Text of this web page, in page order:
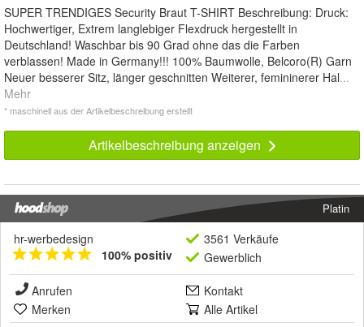
SUPER TRENDIGES Security Braut T-SHIRT Beschreibung: Druck:
Hochwertiger, Extrem langlebiger Flexdruck hergestellt in
Deutschland! Waschbar bis 90 Grad ohne das die Farben
verblassen! Made in Germany!!! 100% Baumwolle, Belcoro(R) Garn
Neuer besserer Sitz, länger geschnitten Weiterer, femininerer Hal...
Mehr
* maschinell aus der Artikelbeschreibung erstellt
Artikelbeschreibung anzeigen
Platin
hr-werbedesign
100% positiv
3561 Verkäufe
Gewerblich
Anrufen
Kontakt
Merken
Alle Artikel